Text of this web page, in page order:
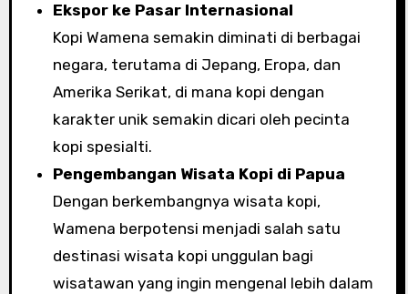
Ekspor ke Pasar Internasional
Kopi Wamena semakin diminati di berbagai
negara, terutama di Jepang, Eropa, dan
Amerika Serikat, di mana kopi dengan
karakter unik semakin dicari oleh pecinta
kopi spesialti.
Pengembangan Wisata Kopi di Papua
Dengan berkembangnya wisata kopi,
Wamena berpotensi menjadi salah satu
destinasi wisata kopi unggulan bagi
wisatawan yang ingin mengenal lebih dalam